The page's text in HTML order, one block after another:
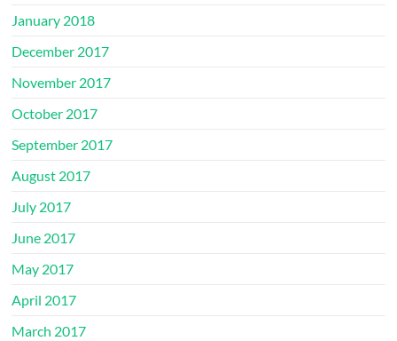
January 2018
December 2017
November 2017
October 2017
September 2017
August 2017
July 2017
June 2017
May 2017
April 2017
March 2017